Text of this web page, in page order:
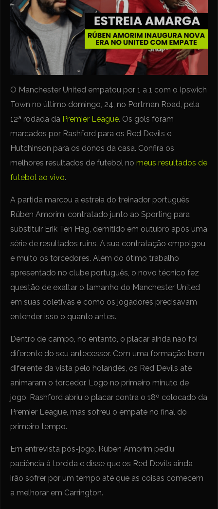
O Manchester United empatou por 1 a 1 com o Ipswich
Town no último domingo, 24, no Portman Road, pela
12ª rodada da Premier League. Os gols foram
marcados por Rashford para os Red Devils e
Hutchinson para os donos da casa. Confira os
melhores resultados de futebol nomeus resultados de
futebol ao vivo.
A partida marcou a estreia do treinador português
Rúben Amorim, contratado junto ao Sporting para
substituir Erik Ten Hag, demitido em outubro após uma
série de resultados ruins. A sua contratação empolgou
e muito os torcedores. Além do ótimo trabalho
apresentado no clube português, o novo técnico fez
questão de exaltar o tamanho do Manchester United
em suas coletivas e como os jogadores precisavam
entender isso o quanto antes.
Dentro de campo, no entanto, o placar ainda não foi
diferente do seu antecessor. Com uma formação bem
diferente da vista pelo holandês, os Red Devils até
animaram o torcedor. Logo no primeiro minuto de
jogo, Rashford abriu o placar contra o 18º colocado da
Premier League, mas sofreu o empate no final do
primeiro tempo.
Em entrevista pós-jogo, Rúben Amorim pediu
paciência à torcida e disse que os Red Devils ainda
irão sofrer por um tempo até que as coisas comecem
a melhorar em Carrington.